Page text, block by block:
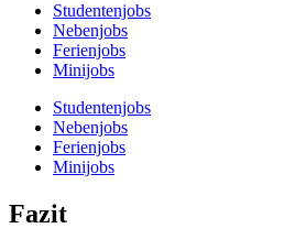
Studentenjobs
Nebenjobs
Ferienjobs
Minijobs
Studentenjobs
Nebenjobs
Ferienjobs
Minijobs
Fazit